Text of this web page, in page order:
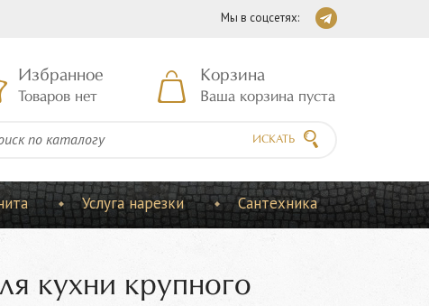
Мы в соцсетях:
Избранное
Товаров нет
Корзина
Ваша корзина пуста
ИСКАТЬ
Услуга нарезки Сантехника
кухни крупного